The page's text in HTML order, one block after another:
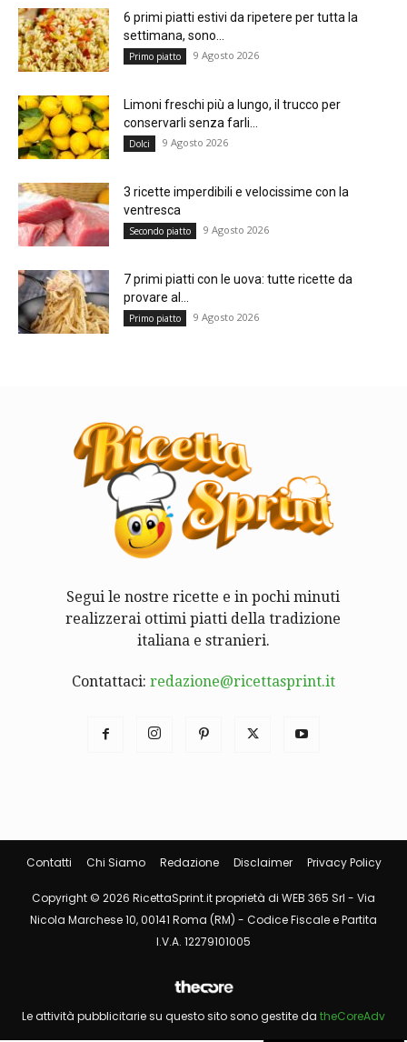
6 primi piatti estivi da ripetere per tutta la
settimana, sono...
Primo piatto 9 Agosto 2026
Limoni freschi più a lungo, il trucco per
conservarli senza farli...
Dolci 9 Agosto 2026
3 ricette imperdibili e velocissime con la
ventresca
Secondo piatto 9 Agosto 2026
7 primi piatti con le uova: tutte ricette da
provare al...
Primo piatto 9 Agosto 2026
Segui le nostre ricette e in pochi minuti
realizzerai ottimi piatti della tradizione
italiana e stranieri.
Contattaci: redazione@ricettasprint.it
Contatti Chi Siamo Redazione Disclaimer Privacy Policy
Copyright © 2026 RicettaSprint.it proprietà di WEB 365 Srl - Via
Nicola Marchese 10, 00141 Roma (RM) - Codice Fiscale e Partita
I.V.A. 12279101005
Le attività pubblicitarie su questo sito sono gestite da theCoreAdv